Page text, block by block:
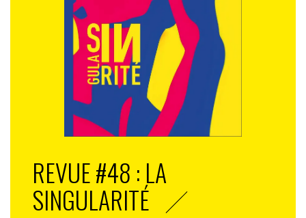
REVUE #48 : LA
SINGULARITÉ